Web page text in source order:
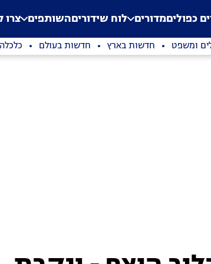
Application error: a
. כפוליםמדורים לוח שידוריםהשותפים צרו
ומשפט חדשות בארץ חדשות בעולם